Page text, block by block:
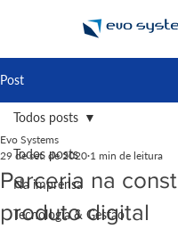
Post
Todos posts
Na imprensa
Tecnologia & Gestão
Todos posts
Parceria na
produto digital
Evo Systems
29 de set. de 2020 1 min de leitura